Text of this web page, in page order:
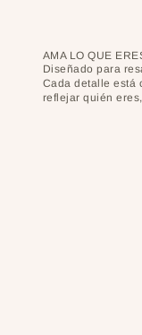
AMA LO QUE
Diseñado para
Cada detalle está
reflejar quién